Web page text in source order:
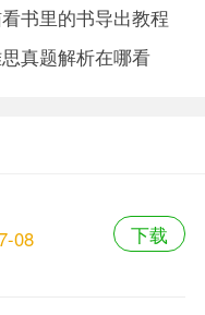
书里的书导出教程
真题解析在哪看
08
下载